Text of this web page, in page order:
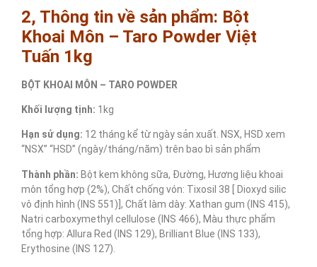
2, Thông tin về sản phẩm: Bột
Khoai Môn – Taro Powder Việt
Tuấn 1kg
BỘT KHOAI MÔN – TARO POWDER
Khối lượng tịnh: 1kg
Hạn sử dụng: 12 tháng kể từ ngày sản xuất. NSX, HSD xem
“NSX” “HSD” (ngày/tháng/năm) trên bao bì sản phẩm
Thành phần: Bột kem không sữa, Đường, Hương liệu khoai
môn tổng hợp (2%), Chất chống vón: Tixosil 38 [ Dioxyd silic
vô định hình (INS 551)], Chất làm dày: Xathan gum (INS 415),
Natri carboxymethyl cellulose (INS 466), Màu thực phẩm
tổng hợp: Allura Red (INS 129), Brilliant Blue (INS 133),
Erythosine (INS 127).